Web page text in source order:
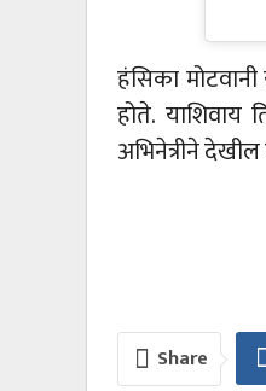
हंसिका
होते. याशिवाय
अभिनेत्रीने
Share